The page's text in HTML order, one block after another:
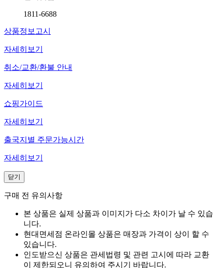
1811-6688
상품정보고시
자세히보기
취소/교환/환불 안내
자세히보기
쇼핑가이드
자세히보기
출국지별 주문가능시간
자세히보기
닫기
구매 전 유의사항
본 상품은 실제 상품과 이미지가 다소 차이가 날 수 있습
니다.
현대면세점 온라인몰 상품은 매장과 가격이 상이 할 수
있습니다.
인도받으신 상품은 관세법령 및 관련 고시에 따라 교환
이 제한되오니 유의하여 주시기 바랍니다.